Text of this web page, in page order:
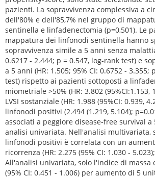
pazienti. La sopravvivenza complessiva a
dell'80% e dell'85,7% nel gruppo di
sentinella e linfadenectomia (p=0,501). Le
mappatura dei linfonodi sentinella hanno
sopravvivenza simile a 5 anni senza
0.6217 - 2.444; p = 0.547, log-rank test) e
a 5 anni (HR: 1.505; 95% CI: 0.6752 - 3.355;
test) rispetto ai pazienti sottoposti a
miometriale >50% (HR: 3.802 (95%CI:1.153,
LVSI sostanziale (HR: 1.988 (95%CI: 0.939,
linfonodi positivi (2.494 (1.219, 5.104);
associati a peggiore disease-free survival
analisi univariata. Nell'analisi multivariata,
linfonodi positivi è correlata con un
ricorrenza (HR: 2.275 (95% CI: 1.030 -
All'analisi univariata, solo l'indice di massa
(95% CI: 0.451 - 1.006) per aumento di 5